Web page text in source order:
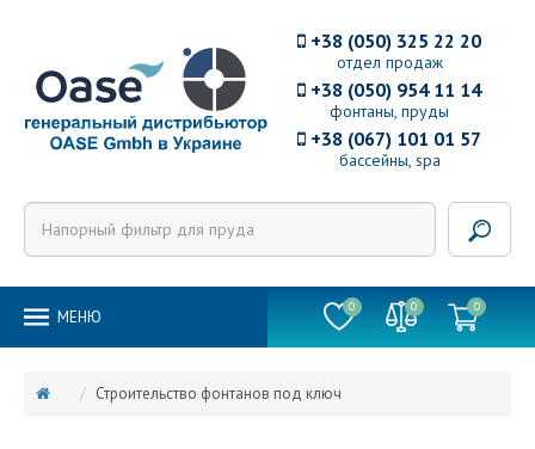
отдел продаж
+38 (050) 325 22 20
фонтаны, пруды
+38 (050) 954 11 14
бассейны, spa
+38 (067) 101 01 57
MEНЮ
0 0 0
Строительство фонтанов под ключ